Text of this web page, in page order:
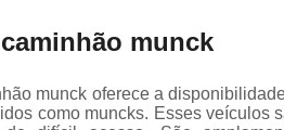
munck
munck oferece a
como muncks. Esses veículos